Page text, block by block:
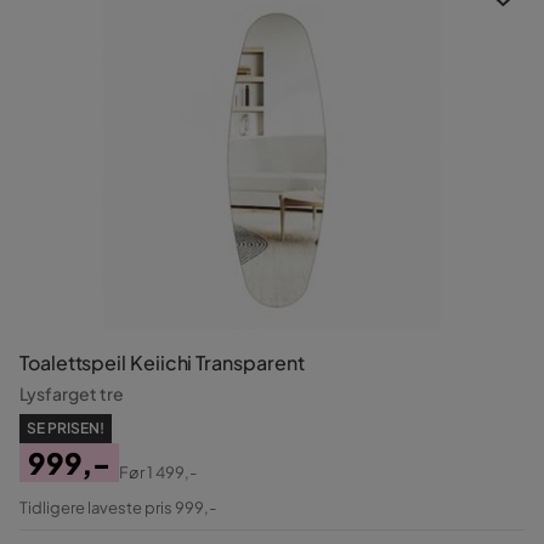
Toalettspeil Keiichi Transparent
Lysfarget tre
SE PRISEN!
Pris
999,-
Original
Før1 499,-
Tidligere laveste pris 999,-